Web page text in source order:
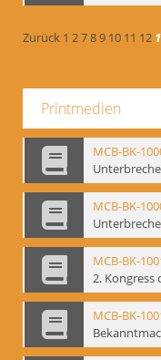
Zurück 1 2789 10 11 12
Printmedien
MCB-BK-
MCB-BK-
MCB-BK-
MCB-BK-